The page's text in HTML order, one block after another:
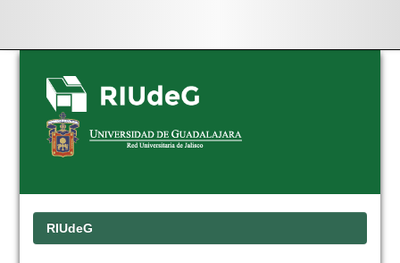
Skip
navigation
RIUdeG